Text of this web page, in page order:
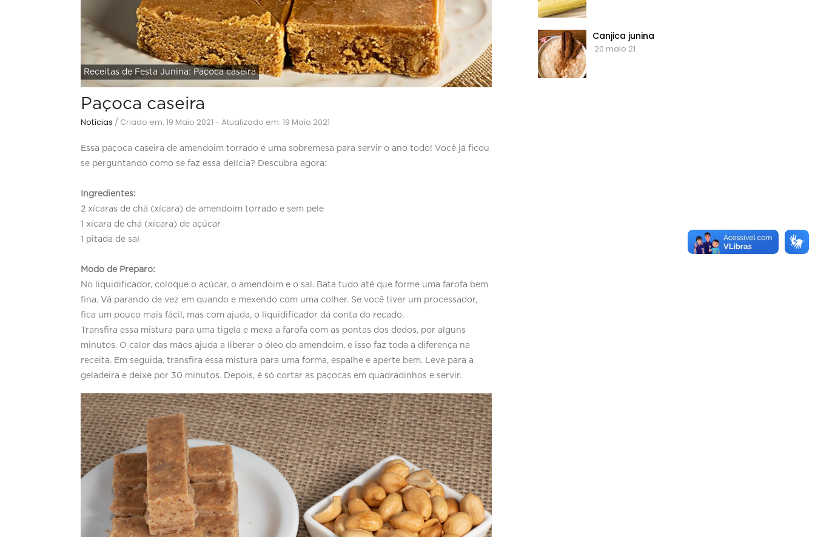
Receitas de Festa Junina: Paçoca caseira
Paçoca caseira
Notícias / Criado em: 19 Maio 2021 - Atualizado em: 19 Maio 2021
Essa paçoca caseira de amendoim torrado é uma sobremesa para servir o ano todo! Você já ficou
se perguntando como se faz essa delícia? Descubra agora:
Ingredientes:
2 xícaras de chá (xícara) de amendoim torrado e sem pele
1 xícara de chá (xícara) de açúcar
1 pitada de sal
Modo de Preparo:
No liquidificador, coloque o açúcar, o amendoim e o sal. Bata tudo até que forme uma farofa bem
fina. Vá parando de vez em quando e mexendo com uma colher. Se você tiver um processador,
fica um pouco mais fácil, mas com ajuda, o liquidificador dá conta do recado.
Transfira essa mistura para uma tigela e mexa a farofa com as pontas dos dedos, por alguns
minutos. O calor das mãos ajuda a liberar o óleo do amendoim, e isso faz toda a diferença na
receita. Em seguida, transfira essa mistura para uma forma, espalhe e aperte bem. Leve para a
geladeira e deixe por 30 minutos. Depois, é só cortar as paçocas em quadradinhos e servir.
Canjica junina
20 maio 21